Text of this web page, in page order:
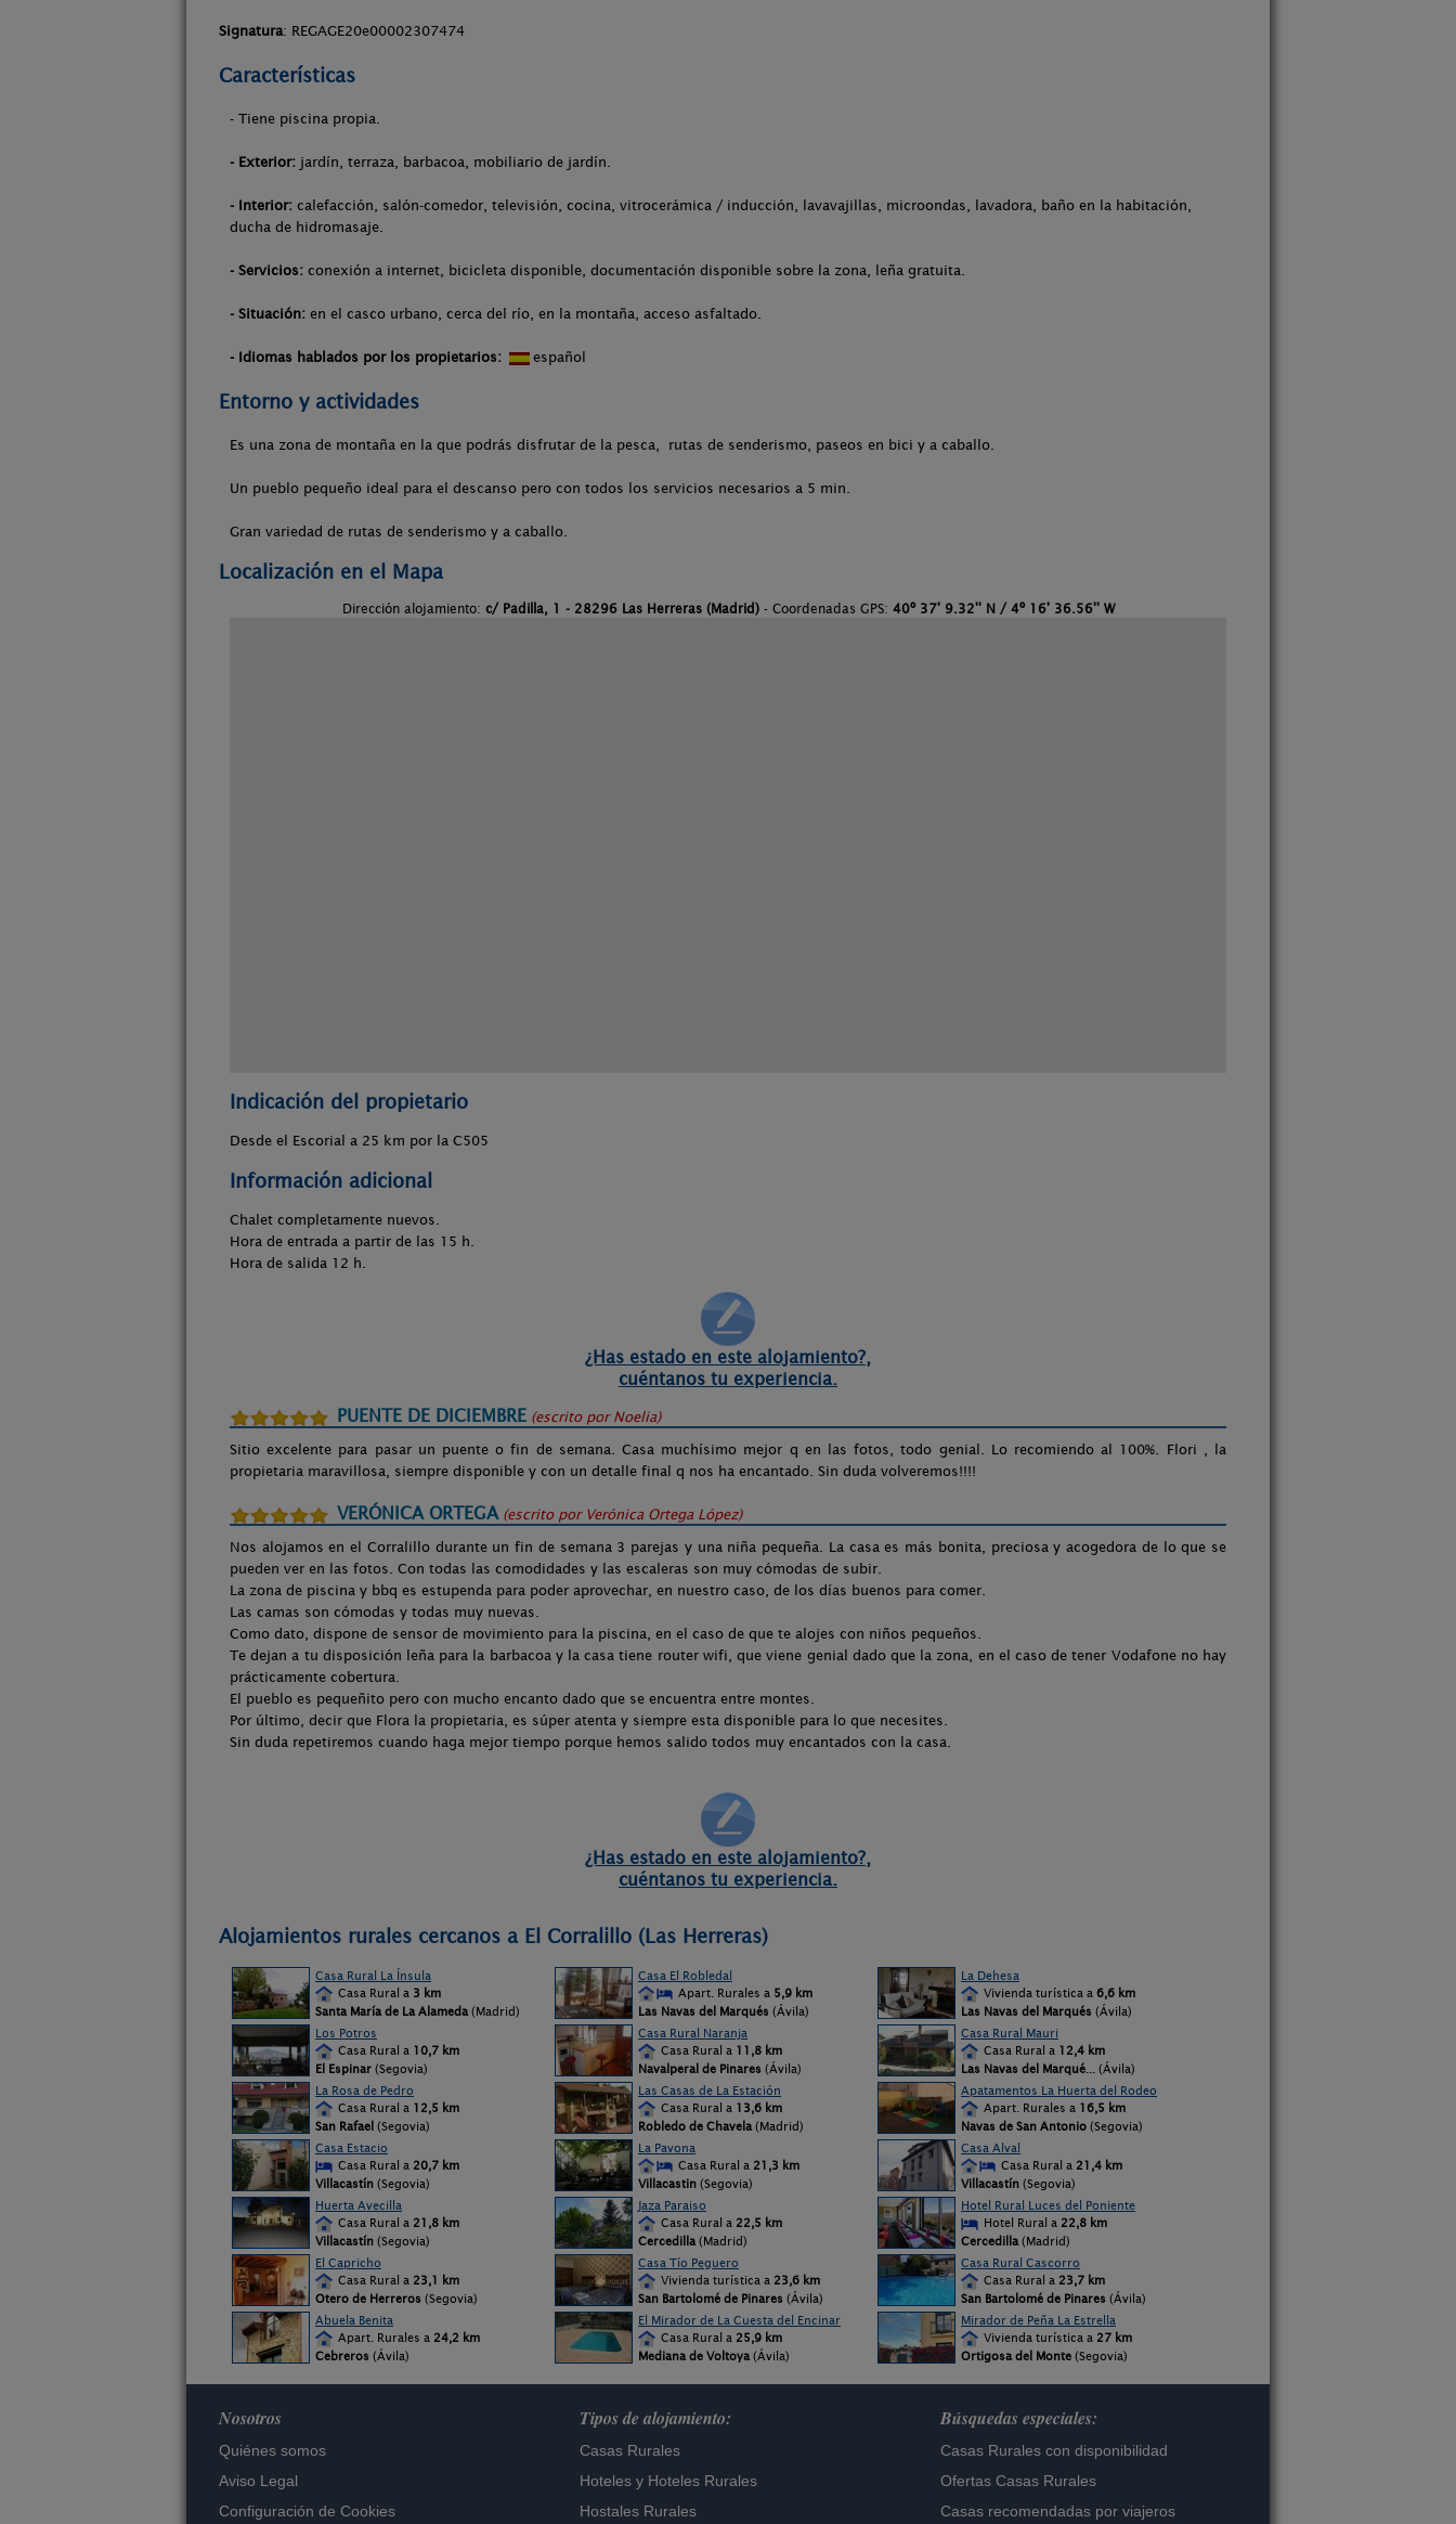
Signatura: REGAGE20e00002307474
Características
- Tiene piscina propia.
- Exterior: jardín, terraza, barbacoa, mobiliario de jardín.
- Interior: calefacción, salón-comedor, televisión, cocina, vitrocerámica / inducción, lavavajillas, microondas, lavadora, baño en la habitación,
ducha de hidromasaje.
- Servicios: conexión a internet, bicicleta disponible, documentación disponible sobre la zona, leña gratuita.
- Situación: en el casco urbano, cerca del río, en la montaña, acceso asfaltado.
- Idiomas hablados por los propietarios: español
Entorno y actividades
Es una zona de montaña en la que podrás disfrutar de la pesca, rutas de senderismo, paseos en bici y a caballo.
Un pueblo pequeño ideal para el descanso pero con todos los servicios necesarios a 5 min.
Gran variedad de rutas de senderismo y a caballo.
Localización en el Mapa
Dirección alojamiento: c/ Padilla, 1 - 28296 Las Herreras (Madrid)- Coordenadas GPS: 40º 37' 9.32'' N / 4º 16' 36.56'' W
Indicación del propietario
Desde el Escorial a 25 km por la C505
Información adicional
Chalet completamente nuevos.
Hora de entrada a partir de las 15 h.
Hora de salida 12 h.
¿Has estado en este alojamiento?,
cuéntanos tu experiencia.
PUENTE DE DICIEMBRE (escrito por Noelia)
Sitio excelente para pasar un puente o fin de semana. Casa muchísimo mejor q en las fotos, todo genial. Lo recomiendo al 100%. Flori , la
propietaria maravillosa, siempre disponible y con un detalle final q nos ha encantado. Sin duda volveremos!!!!
VERÓNICA ORTEGA (escrito por Verónica Ortega López)
Nos alojamos en el Corralillo durante un fin de semana 3 parejas y una niña pequeña. La casa es más bonita, preciosa y acogedora de lo que se
pueden ver en las fotos. Con todas las comodidades y las escaleras son muy cómodas de subir.
La zona de piscina y bbq es estupenda para poder aprovechar, en nuestro caso, de los días buenos para comer.
Las camas son cómodas y todas muy nuevas.
Como dato, dispone de sensor de movimiento para la piscina, en el caso de que te alojes con niños pequeños.
Te dejan a tu disposición leña para la barbacoa y la casa tiene router wifi, que viene genial dado que la zona, en el caso de tener Vodafone no hay
prácticamente cobertura.
El pueblo es pequeñito pero con mucho encanto dado que se encuentra entre montes.
Por último, decir que Flora la propietaria, es súper atenta y siempre esta disponible para lo que necesites.
Sin duda repetiremos cuando haga mejor tiempo porque hemos salido todos muy encantados con la casa.
¿Has estado en este alojamiento?,
cuéntanos tu experiencia.
Alojamientos rurales cercanos a El Corralillo (Las Herreras)
Casa Rural La Ínsula
Casa Rural a 3 km
Santa María de La Alameda (Madrid)
Casa El Robledal
Apart. Rurales a 5,9 km
Las Navas del Marqués (Ávila)
La Dehesa
Vivienda turística a 6,6 km
Las Navas del Marqués (Ávila)
Los Potros
Casa Rural a 10,7 km
El Espinar (Segovia)
Casa Rural Naranja
Casa Rural a 11,8 km
Navalperal de Pinares (Ávila)
Casa Rural Mauri
Casa Rural a 12,4 km
Las Navas del Marqué... (Ávila)
La Rosa de Pedro
Casa Rural a 12,5 km
San Rafael (Segovia)
Las Casas de La Estación
Casa Rural a 13,6 km
Robledo de Chavela (Madrid)
Apatamentos La Huerta del Rodeo
Apart. Rurales a 16,5 km
Navas de San Antonio (Segovia)
Casa Estacio
Casa Rural a 20,7 km
Villacastín (Segovia)
La Pavona
Casa Rural a 21,3 km
Villacastin (Segovia)
Casa Alval
Casa Rural a 21,4 km
Villacastín (Segovia)
Huerta Avecilla
Casa Rural a 21,8 km
Villacastín (Segovia)
Jaza Paraiso
Casa Rural a 22,5 km
Cercedilla (Madrid)
Hotel Rural Luces del Poniente
Hotel Rural a 22,8 km
Cercedilla (Madrid)
El Capricho
Casa Rural a 23,1 km
Otero de Herreros (Segovia)
Casa Tío Peguero
Vivienda turística a 23,6 km
San Bartolomé de Pinares (Ávila)
Casa Rural Cascorro
Casa Rural a 23,7 km
San Bartolomé de Pinares (Ávila)
Abuela Benita
Apart. Rurales a 24,2 km
Cebreros (Ávila)
El Mirador de La Cuesta del Encinar
Casa Rural a 25,9 km
Mediana de Voltoya (Ávila)
Mirador de Peña La Estrella
Vivienda turística a 27 km
Ortigosa del Monte (Segovia)
Nosotros
Quiénes somos
Aviso Legal
Configuración de Cookies
Tipos de alojamiento:
Casas Rurales
Hoteles y Hoteles Rurales
Hostales Rurales
Búsquedas especiales:
Casas Rurales con disponibilidad
Ofertas Casas Rurales
Casas recomendadas por viajeros